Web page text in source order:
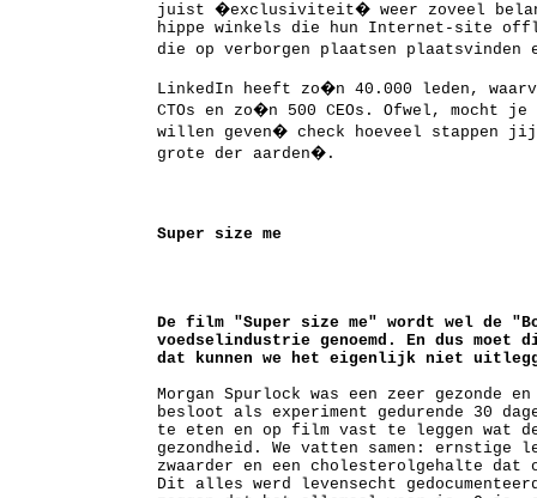
juist �exclusiviteit� weer zoveel
hippe winkels die hun Internet-site
die op verborgen plaatsen
LinkedIn heeft zo�n 40.000 leden,
CTOs en zo�n 500 CEOs. Ofwel, mocht
willen geven� check hoeveel stappen
grote der aarden�.
Super size me
De film "Super size me" wordt wel de
voedselindustrie genoemd. En dus moet
dat kunnen we het eigenlijk niet
Morgan Spurlock was een zeer gezonde
besloot als experiment gedurende 30
te eten en op film vast te leggen wat
gezondheid. We vatten samen: ernstige
zwaarder en een cholesterolgehalte dat
Dit alles werd levensecht